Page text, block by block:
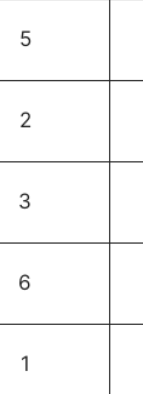
5
2
3
6
1